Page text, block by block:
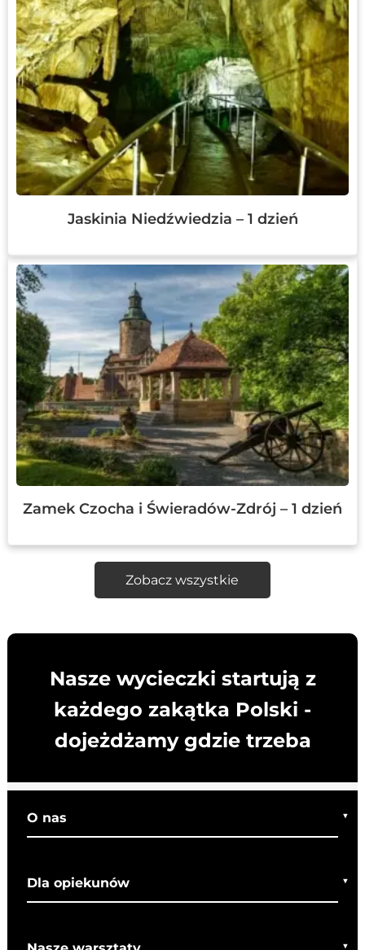
Jaskinia Niedźwiedzia – 1 dzień
Zamek Czocha i Świeradów-Zdrój – 1 dzień
Zobacz wszystkie
Nasze wycieczki startują z
każdego zakątka Polski -
dojeżdżamy gdzie trzeba
O nas
Co o nas mówią
Dla opiekunów